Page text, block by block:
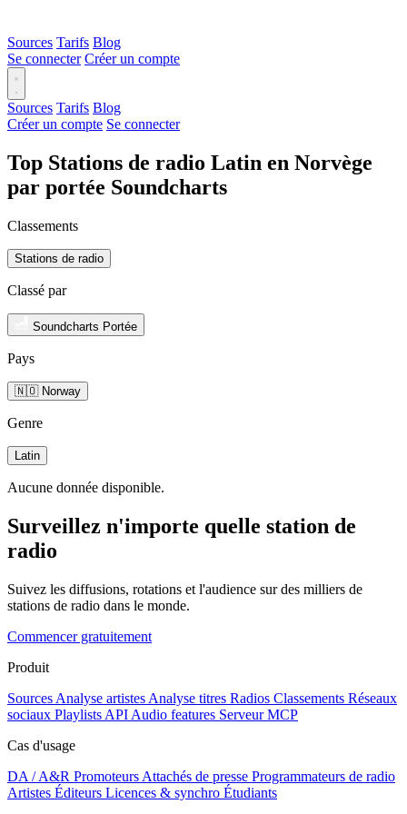
Sources Tarifs Blog
Se connecter Créer un compte
Sources Tarifs Blog
Créer un compte Se connecter
Top Stations de radio Latin en Norvège
par portée Soundcharts
Classements
Stations de radio
Classé par
Soundcharts Portée
Pays
🇳🇴 Norway
Genre
Latin
Aucune donnée disponible.
Surveillez n'importe quelle station de
radio
Suivez les diffusions, rotations et l'audience sur des milliers de
stations de radio dans le monde.
Commencer gratuitement
Produit
Sources Analyse artistes Analyse titres Radios Classements Réseaux
sociaux Playlists API Audio features Serveur MCP
Cas d'usage
DA / A&R Promoteurs Attachés de presse Programmateurs de radio
Artistes Éditeurs Licences & synchro Étudiants